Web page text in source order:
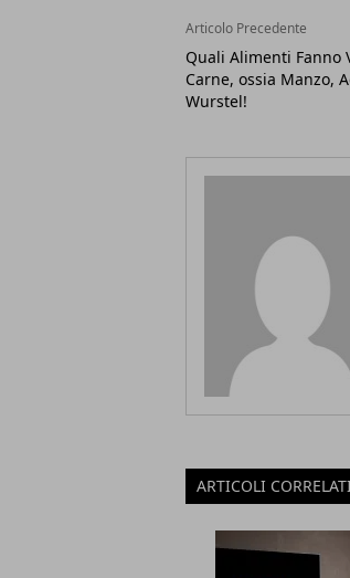
Articolo Precedente
Quali Alimenti Fanno
Carne, ossia Manzo,
Wurstel!
ARTICOLI